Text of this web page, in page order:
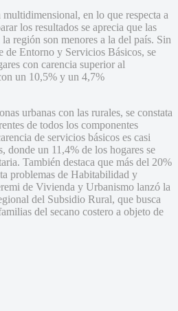
en lo que respecta a
los resultados se aprecia que las
región son menores a la del país. Sin
de Entorno y Servicios Básicos, se
con carencia superior al
un 10,5% y un 4,7%
urbanas con las rurales, se constata
de todos los componentes
de servicios básicos es casi
donde un 11,4% de los hogares se
También destaca que más del 20%
problemas de Habitabilidad y
de Vivienda y Urbanismo lanzó la
del Subsidio Rural, que busca
del secano costero a objeto de